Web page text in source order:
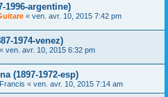
1996-argentine)
« ven. avr. 10, 2015 7:42 pm
1974-venez)
« ven. avr. 10, 2015 6:32 pm
(1897-1972-esp)
« ven. avr. 10, 2015 7:14 am